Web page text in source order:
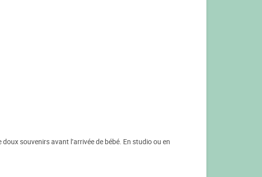
souvenirs avant l’arrivée de bébé. En studio ou en